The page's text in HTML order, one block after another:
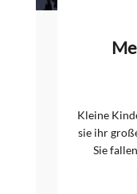
Kleine
sie ihr
Sie